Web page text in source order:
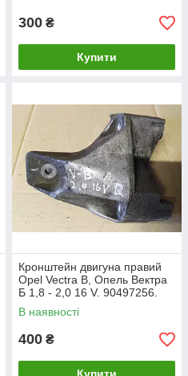
300 ₴
Купити
Кронштейн двигуна правий
Opel Vectra B, Опель Вектра
Б 1,8 - 2,0 16 V. 90497256.
В наявності
400 ₴